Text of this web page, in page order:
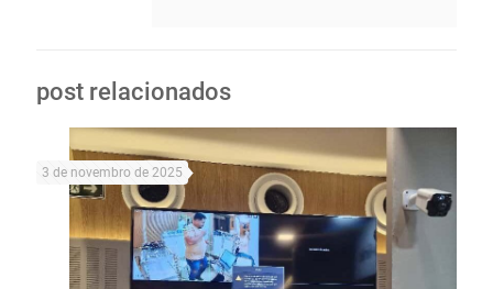
post relacionados
3 de novembro de 2025